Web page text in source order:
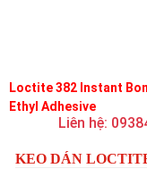
Loctite 382 Instant
Ethyl Adhesive
Liên hệ:
KEO DÁN